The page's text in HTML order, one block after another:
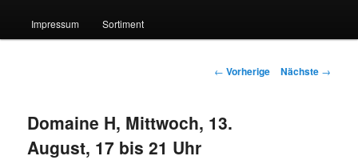
Impressum Sortiment
Artikelnavigation
← Vorherige Nächste →
Domaine H, Mittwoch, 13.
August, 17 bis 21 Uhr